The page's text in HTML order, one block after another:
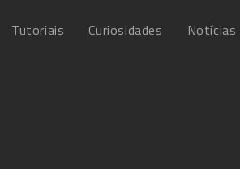
Tutoriais Curiosidades Notícias